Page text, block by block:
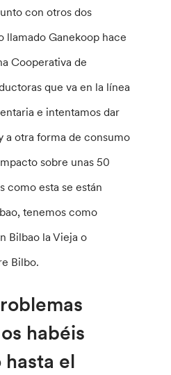
con otros dos
llamado Ganekoop hace
Cooperativa de
que va en la línea
e intentamos dar
a otra forma de consumo
sobre unas 50
como esta se están
tenemos como
Bilbao la Vieja o
Bilbo.
habéis
el